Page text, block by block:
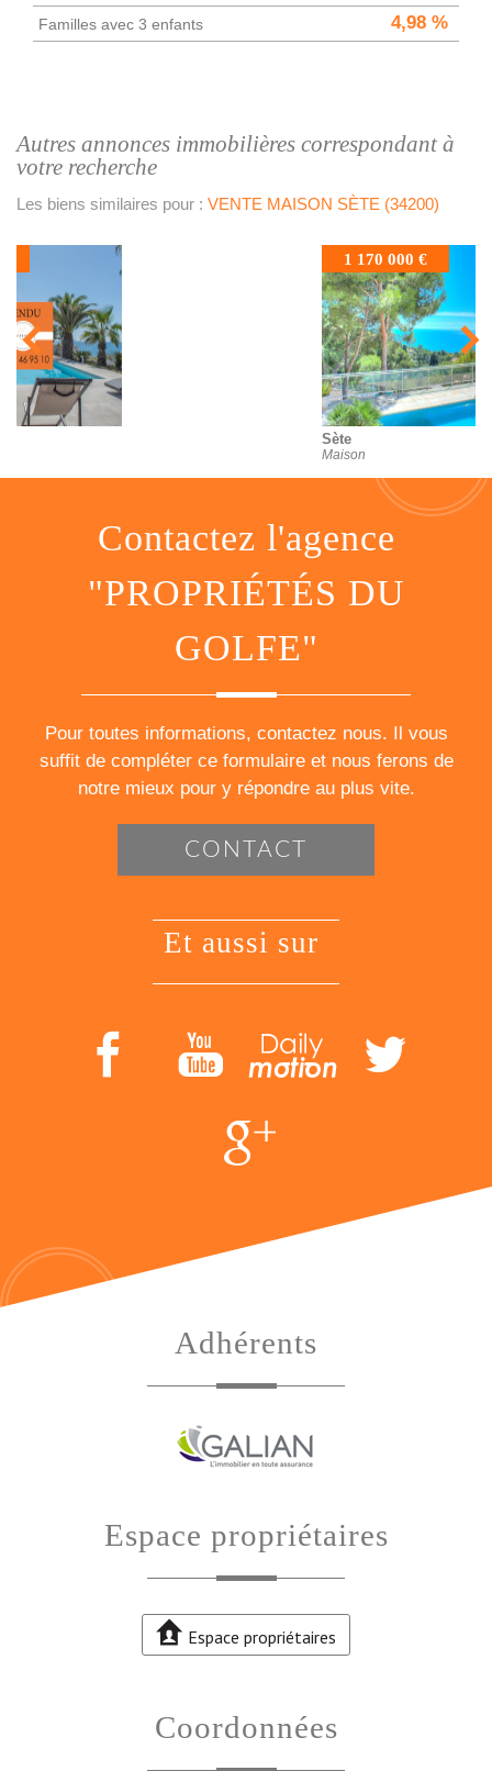
Familles avec 3 enfants 4,98 %
autres annonces immobilières correspondant à
votre recherche
Les biens similaires pour : VENTE MAISON SÈTE (34200)
contactez l'agence
"PROPRIÉTÉS DU
GOLFE"
Pour toutes informations, contactez nous. Il vous
suffit de compléter ce formulaire et nous ferons de
notre mieux pour y répondre au plus vite.
CONTACT
et aussi sur
adhérents
espace propriétaires
Espace propriétaires
coordonnées